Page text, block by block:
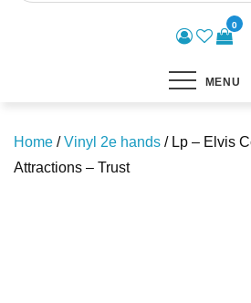
0
MENU
Home /Vinyl 2e hands / Lp – Elvis
Attractions – Trust